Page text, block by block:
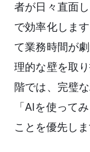
者が日々直面
で効率化しま
て業務時間が
理的な壁を取
階では、完璧
「AIを使って
ことを優先しま